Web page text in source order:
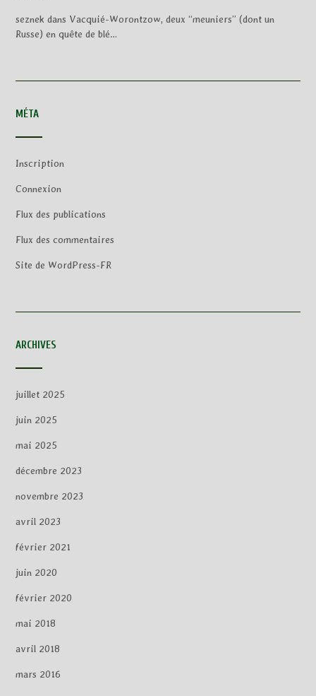
seznek dans Vacquié-Worontzow, deux “meuniers” (dont un
Russe) en quête de blé…
MÉTA
Inscription
Connexion
Flux des publications
Flux des commentaires
Site de WordPress-FR
ARCHIVES
juillet 2025
juin 2025
mai 2025
décembre 2023
novembre 2023
avril 2023
février 2021
juin 2020
février 2020
mai 2018
avril 2018
mars 2016